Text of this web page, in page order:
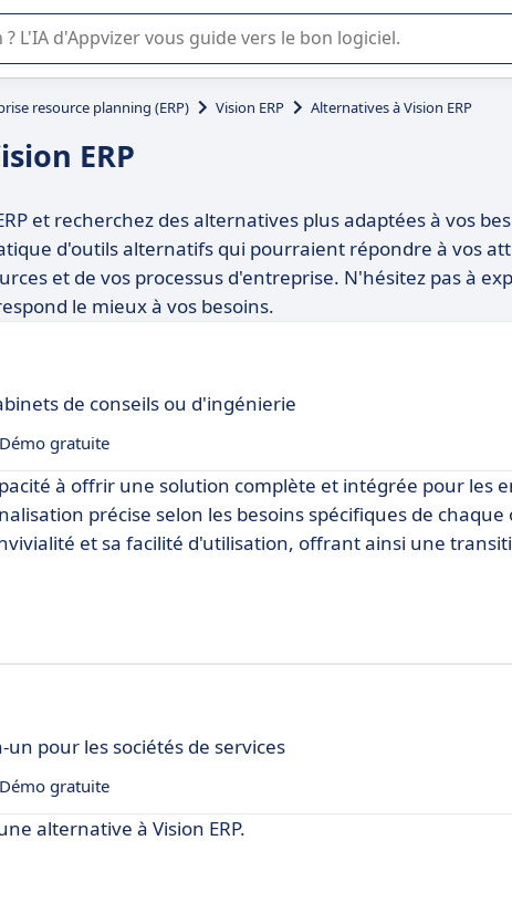
guide dans l'utilisation ou la sélection de logiciel SaaS en
resource planning (ERP) Vision ERP Alternatives à Vision ERP
ERP
et recherchez des alternatives plus adaptées à vos
d'outils alternatifs qui pourraient répondre à vos
et de vos processus d'entreprise. N'hésitez pas à
le mieux à vos besoins.
de conseils ou d'ingénierie
Démo gratuite
à offrir une solution complète et intégrée pour les
précise selon les besoins spécifiques de
et sa facilité d'utilisation, offrant ainsi une
un pour les sociétés de services
Démo gratuite
alternative à Vision ERP.